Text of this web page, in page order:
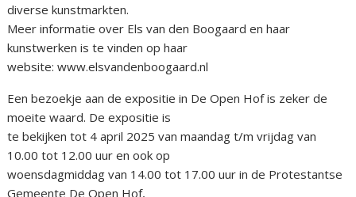
diverse kunstmarkten.
Meer informatie over Els van den Boogaard en haar
kunstwerken is te vinden op haar
website: www.elsvandenboogaard.nl
Een bezoekje aan de expositie in De Open Hof is zeker de
moeite waard. De expositie is
te bekijken tot 4 april 2025 van maandag t/m vrijdag van
10.00 tot 12.00 uur en ook op
woensdagmiddag van 14.00 tot 17.00 uur in de Protestantse
Gemeente De Open Hof,